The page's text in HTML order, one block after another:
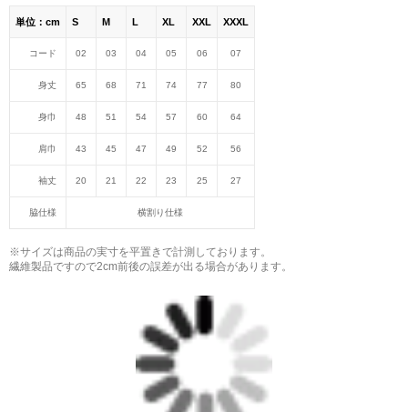
単位：cm S M L XL XXL XXXL
コード 02 03 04 05 06 07
身丈 65 68 71 74 77 80
身巾 48 51 54 57 60 64
肩巾 43 45 47 49 52 56
袖丈 20 21 22 23 25 27
脇仕様 横割り仕様
※サイズは商品の実寸を平置きで計測しております。
繊維製品ですので2cm前後の誤差が出る場合があります。